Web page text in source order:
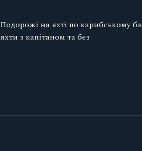
на яхті по карибському
з капітаном та без